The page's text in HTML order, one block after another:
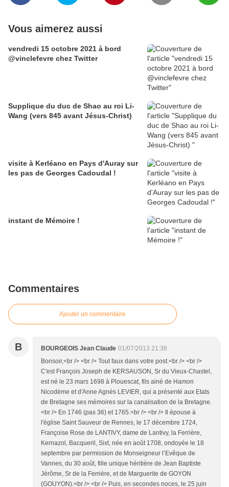
Vous aimerez aussi
vendredi 15 octobre 2021 à bord
@vinclefevre chez Twitter
Supplique du duc de Shao au roi Li-
Wang (vers 845 avant Jésus-Christ)
visite à Kerléano en Pays d'Auray sur
les pas de Georges Cadoudal !
instant de Mémoire !
Commentaires
Ajouter un commentaire
B BOURGEOIS Jean Claude 01/07/2013 21:36
Bonsoir,<br /> <br /> Tout faux dans votre post.<br /> <br />
C'est François Joseph de KERSAUSON, Sr du Vieux-Chastel,
est né le 23 mars 1698 à Plouescat, fils ainé de Hamon
Nicodème et d'Anne Agnès LEVIER, qui a présenté aux Etats
de Bretagne ses mémoires sur la canalisation de la Bretagne.
<br /> En 1746 (pas 36) et 1765.<br /> <br /> Il épouse à
l'église Saint Sauveur de Rennes, le 17 décembre 1724,
Françoise Rose de LANTIVY, dame de Lantivy, la Ferrière,
Kernazol, Bacqueril, Sixt, née en août 1708, ondoyée le 18
septembre par permission de Monseigneur l’Evêque de
Vannes, du 30 août, fille unique héritière de Jean Baptiste
Jérôme, Sr de la Ferrière, et de Marguerite de GOYON
(GOUYON).<br /> <br /> Puis, en secondes noces, le 25 juin